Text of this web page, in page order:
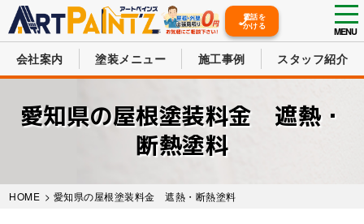
main
MENU
電話を
かける
会社案内 塗装メニュー 施工事例 スタッフ紹介
愛知県の屋根塗装料金 遮熱・
断熱塗料
HOME > 愛知県の屋根塗装料金 遮熱・断熱塗料